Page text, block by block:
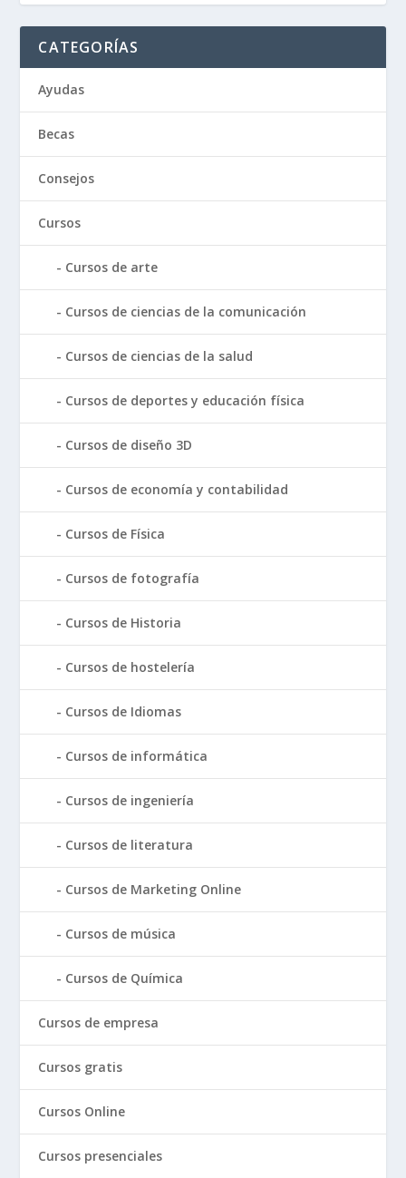
CATEGORÍAS
Ayudas
Becas
Consejos
Cursos
Cursos de arte
Cursos de ciencias de la comunicación
Cursos de ciencias de la salud
Cursos de deportes y educación física
Cursos de diseño 3D
Cursos de economía y contabilidad
Cursos de Física
Cursos de fotografía
Cursos de Historia
Cursos de hostelería
Cursos de Idiomas
Cursos de informática
Cursos de ingeniería
Cursos de literatura
Cursos de Marketing Online
Cursos de música
Cursos de Química
Cursos de empresa
Cursos gratis
Cursos Online
Cursos presenciales